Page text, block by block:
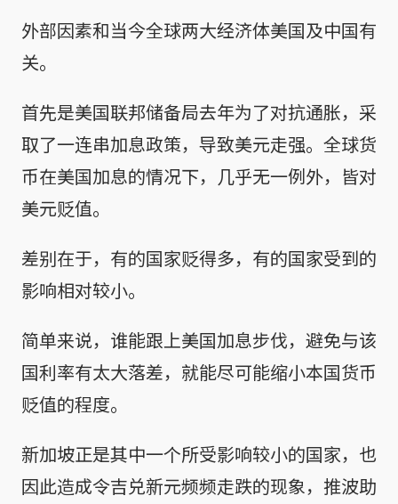
外部因素和当今全球两大经济体美国及中国有
关。
首先是美国联邦储备局去年为了对抗通胀，采
取了一连串加息政策，导致美元走强。全球货
币在美国加息的情况下，几乎无一例外，皆对
美元贬值。
差别在于，有的国家贬得多，有的国家受到的
影响相对较小。
简单来说，谁能跟上美国加息步伐，避免与该
国利率有太大落差，就能尽可能缩小本国货币
贬值的程度。
新加坡正是其中一个所受影响较小的国家，也
因此造成令吉兑新元频频走跌的现象，推波助